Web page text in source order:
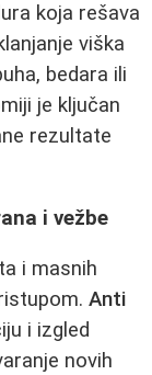
koja rešava
viška
bedara ili
je ključan
rezultate
i vežbe
i masnih
Anti
i izgled
novih